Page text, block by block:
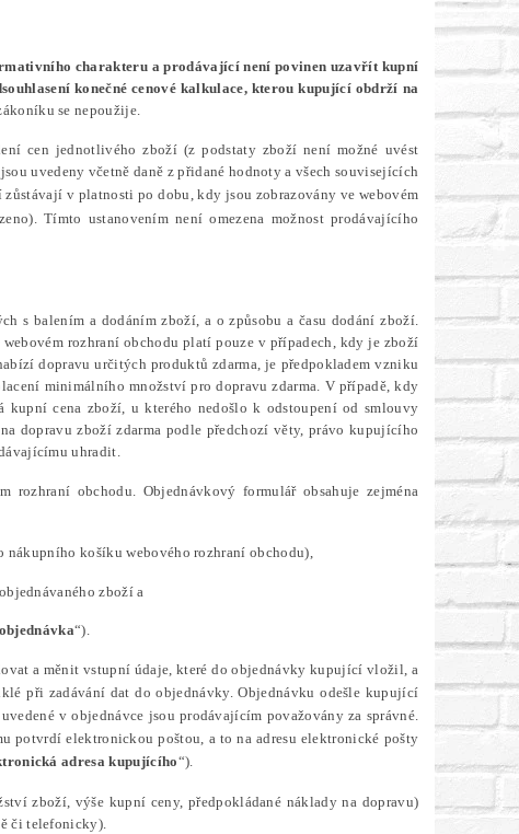
charakteru a prodávající není povinen uzavřít kupní
konečné cenové kalkulace, kterou kupující obdrží na
se nepoužije.
cen jednotlivého zboží (z podstaty zboží není možné uvést
uvedeny včetně daně z přidané hodnoty a všech souvisejících
zůstávají v platnosti po dobu, kdy jsou zobrazovány ve webovém
Tímto ustanovením není omezena možnost prodávajícího
s balením a dodáním zboží, a o způsobu a času dodání zboží.
rozhraní obchodu platí pouze v případech, kdy je zboží
dopravu určitých produktů zdarma, je předpokladem vzniku
minimálního množství pro dopravu zdarma. V případě, kdy
cena zboží, u kterého nedošlo k odstoupení od smlouvy
dopravu zboží zdarma podle předchozí věty, právo kupujícího
uhradit.
obchodu. Objednávkový formulář obsahuje zejména
košíku webového rozhraní obchodu),
zboží a
objednávka“).
a měnit vstupní údaje, které do objednávky kupující vložil, a
při zadávání dat do objednávky.Objednávku odešle kupující
v objednávce jsou prodávajícím považovány za správné.
potvrdí elektronickou poštou, a to na adresu elektronické pošty
adresa kupujícího“).
zboží, výše kupní ceny, předpokládané náklady na dopravu)
či telefonicky).